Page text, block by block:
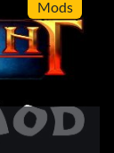
Mods